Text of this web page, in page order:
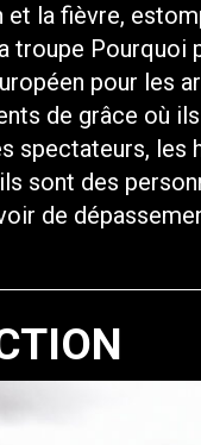
et la fièvre,
troupe Pourquoi
pour les
de grâce où
spectateurs, les
sont des
de